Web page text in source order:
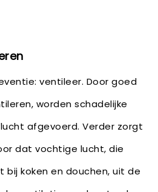
ventileer. Door goed
worden schadelijke
afgevoerd. Verder zorgt
dat vochtige lucht, die
koken en douchen, uit de